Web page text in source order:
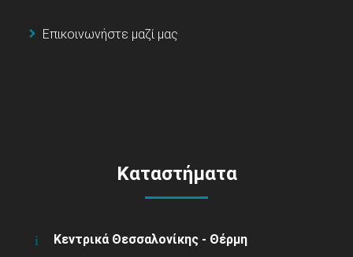
Επικοινωνήστε μαζί μας
Καταστήματα
Κεντρικά Θεσσαλονίκης - Θέρμη